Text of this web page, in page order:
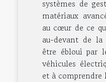
systèmes de
matériaux
au cœur de ce
au-devant de la
être ébloui par
véhicules
et à comprendre